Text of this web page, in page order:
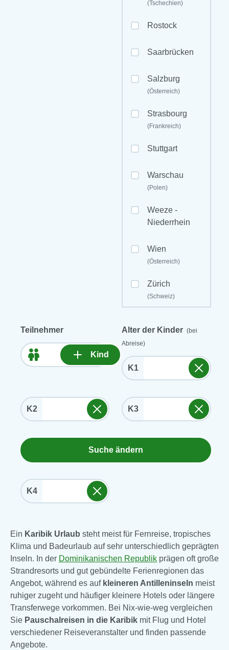
(Tschechien)
Rostock
Saarbrücken
Salzburg
(Österreich)
Strasbourg
(Frankreich)
Stuttgart
Warschau
(Polen)
Weeze -
Niederrhein
Wien
(Österreich)
Zürich
(Schweiz)
Teilnehmer
Kind
Alter der Kinder (bei
Abreise)
K1
K2 K3
K4
Suche ändern
Ein Karibik Urlaub steht meist für Fernreise, tropisches
Klima und Badeurlaub auf sehr unterschiedlich geprägten
Inseln. In der Dominikanischen Republik prägen oft große
Strandresorts und gut gebündelte Ferienregionen das
Angebot, während es auf kleineren Antilleninseln meist
ruhiger zugeht und häufiger kleinere Hotels oder längere
Transferwege vorkommen. Bei Nix-wie-weg vergleichen
Sie Pauschalreisen in die Karibik mit Flug und Hotel
verschiedener Reiseveranstalter und finden passende
Angebote.